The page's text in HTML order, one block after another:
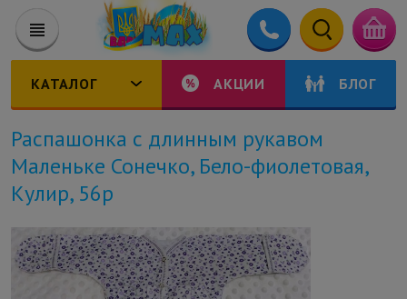
КАТАЛОГ АКЦИИ БЛОГ
Распашонка с длинным рукавом
Маленьке Сонечко, Бело-фиолетовая,
Кулир, 56р